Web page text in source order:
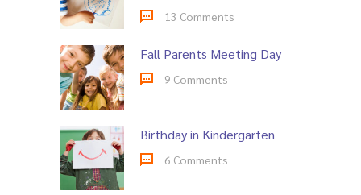
13 Comments
Fall Parents Meeting Day
9 Comments
Birthday in Kindergarten
6 Comments